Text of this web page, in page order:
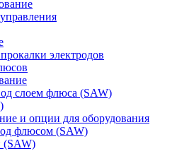
электродов
слоем флюса (SAW)
и опции для оборудования
флюсом (SAW)
(SAW)